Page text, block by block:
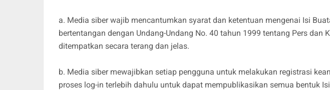
a. Media siber wajib mencantumkan syarat dan ketentuan mengenai Isi
bertentangan dengan Undang-Undang No. 40 tahun 1999 tentang Pers dan
ditempatkan secara terang dan jelas.
b. Media siber mewajibkan setiap pengguna untuk melakukan registrasi
proses log-in terlebih dahulu untuk dapat mempublikasikan semua bentuk